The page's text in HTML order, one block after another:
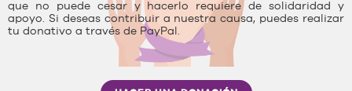
que no puede cesar y hacerlo requiere de solidaridad y
apoyo. Si deseas contribuir a nuestra causa, puedes realizar
tu donativo a través de PayPal.